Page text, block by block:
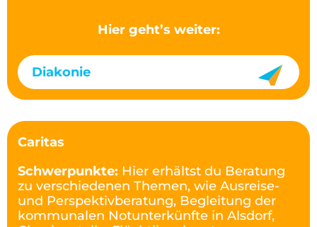
Hier geht’s weiter:
Diakonie
Caritas
Schwerpunkte: Hier erhältst du Beratung
zu verschiedenen Themen, wie Ausreise-
und Perspektivberatung, Begleitung der
kommunalen Notunterkünfte in Alsdorf,